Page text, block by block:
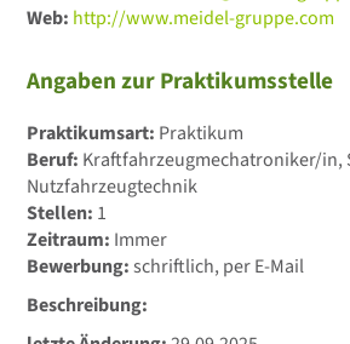
Web: http://www.meidel-gruppe.com
Angaben zur Praktikumsstelle
Praktikumsart: Praktikum
Beruf: Kraftfahrzeugmechatroniker/in,
Nutzfahrzeugtechnik
Stellen: 1
Zeitraum: Immer
Bewerbung:schriftlich, per E-Mail
Beschreibung: